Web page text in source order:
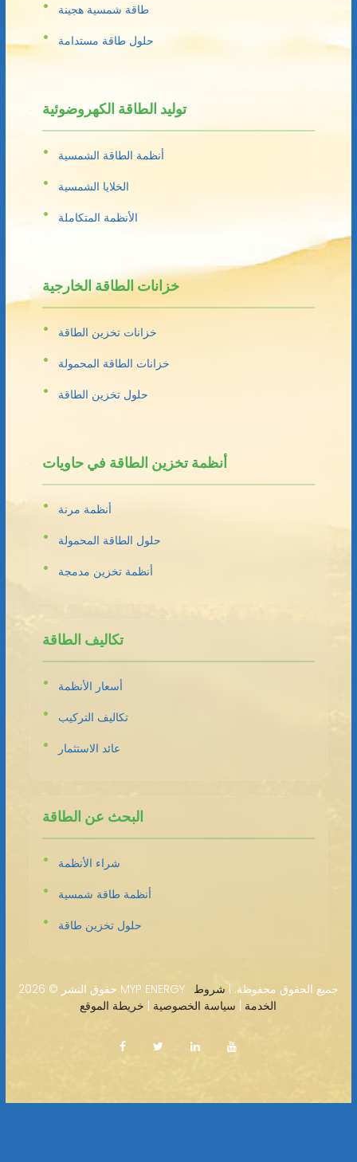
طاقة شمسية هجينة
حلول طاقة مستدامة
توليد الطاقة الكهروضوئية
أنظمة الطاقة الشمسية
الخلايا الشمسية
الأنظمة المتكاملة
خزانات الطاقة الخارجية
خزانات تخزين الطاقة
خزانات الطاقة المحمولة
حلول تخزين الطاقة
أنظمة تخزين الطاقة في حاويات
أنظمة مرنة
حلول الطاقة المحمولة
أنظمة تخزين مدمجة
تكاليف الطاقة
أسعار الأنظمة
تكاليف التركيب
عائد الاستثمار
البحث عن الطاقة
شراء الأنظمة
أنظمة طاقة شمسية
حلول تخزين طاقة
حقوق النشر © 2026 MYP ENERGY · جميع الحقوق محفوظة. | شروط
الخدمة | سياسة الخصوصية | خريطة الموقع